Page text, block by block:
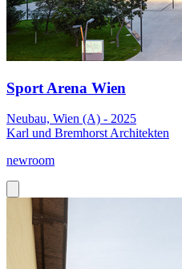
Sport Arena Wien
Neubau, Wien (A) - 2025
Karl und Bremhorst Architekten
newroom